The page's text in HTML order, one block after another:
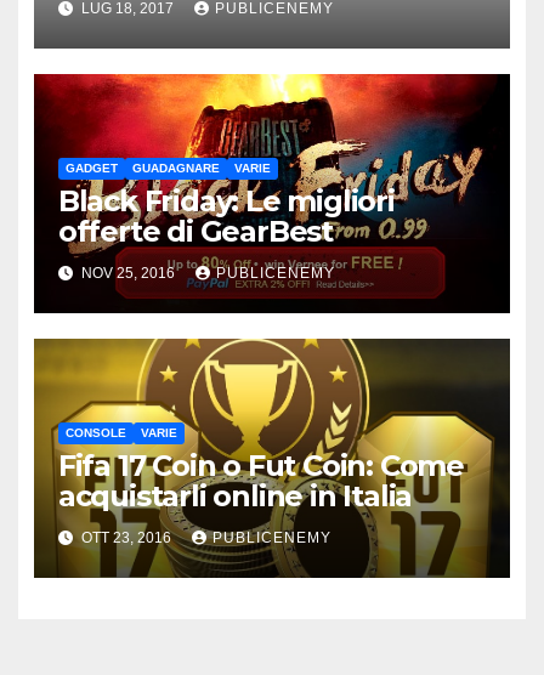
LUG 18, 2017 PUBLICENEMY
GADGET GUADAGNARE VARIE
Black Friday: Le migliori
offerte di GearBest
NOV 25, 2016 PUBLICENEMY
CONSOLE VARIE
Fifa 17 Coin o Fut Coin: Come
acquistarli online in Italia
OTT 23, 2016 PUBLICENEMY